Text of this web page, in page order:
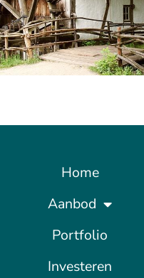
Home
Aanbod
Portfolio
Investeren